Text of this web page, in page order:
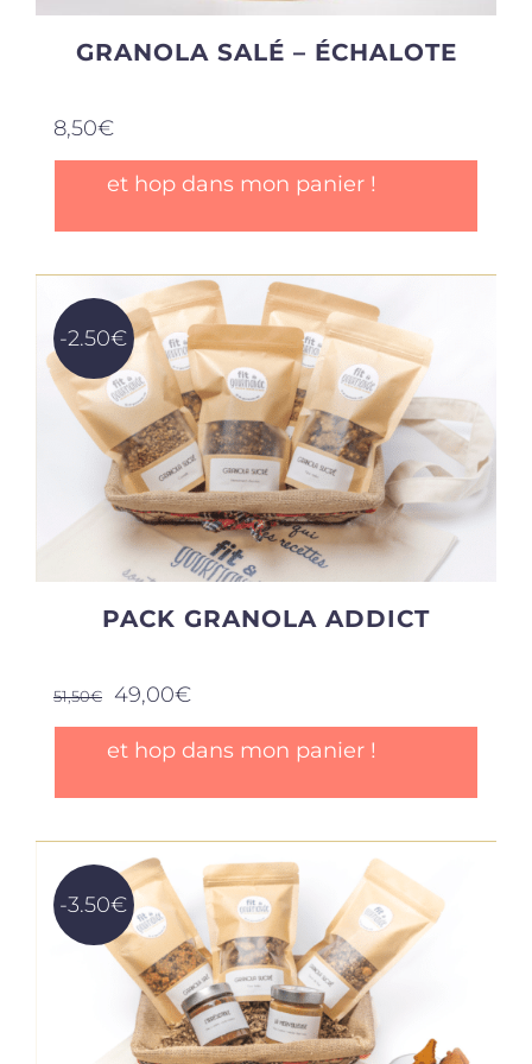
GRANOLA SALÉ – ÉCHALOTE
8,50€
et hop dans mon panier !
-2.50€
PACK GRANOLA ADDICT
51,50€
Le
initial
était :
51,50€.
49,00€Le
actuel
49,00€.
et hop dans mon panier !
-3.50€